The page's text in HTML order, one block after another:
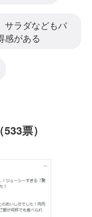
サラダなどもバ
感がある
票）